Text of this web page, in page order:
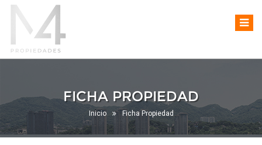
FICHA PROPIEDAD
Inicio Ficha Propiedad